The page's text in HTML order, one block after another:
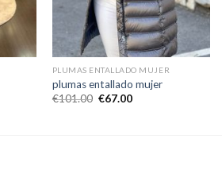
PLUMAS ENTALLADO MUJER
plumas entallado mujer
€101.00 €67.00